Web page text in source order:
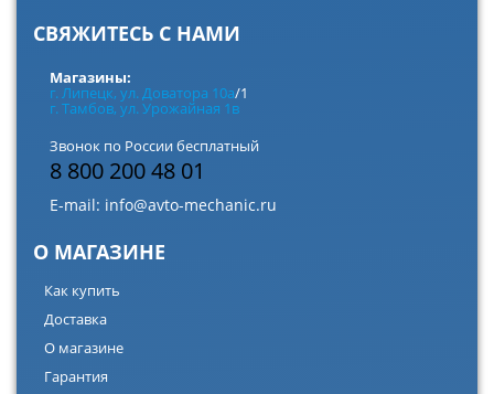
СВЯЖИТЕСЬ С НАМИ
Магазины:
г. Липецк, ул. Доватора 10а/1
г. Тамбов, ул. Урожайная 1в
Звонок по России бесплатный
8 800 200 48 01
E-mail: info@avto-mechanic.ru
О МАГАЗИНЕ
Как купить
Доставка
О магазине
Гарантия